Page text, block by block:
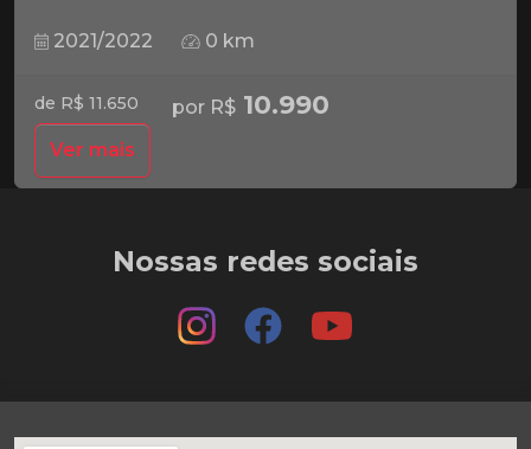
2021/2022 0 km
de R$ 11.650 por R$ 10.990
Ver mais
Nossas redes sociais